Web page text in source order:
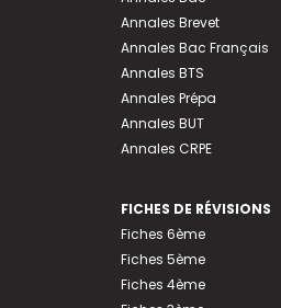
Annales Brevet
Annales Bac Français
Annales BTS
Annales Prépa
Annales BUT
Annales CRPE
FICHES DE RÉVISIONS
Fiches 6ème
Fiches 5ème
Fiches 4ème